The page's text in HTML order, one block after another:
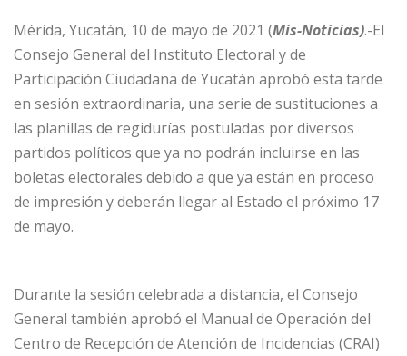
Mérida, Yucatán, 10 de mayo de 2021 (Mis-Noticias).-El
Consejo General del Instituto Electoral y de
Participación Ciudadana de Yucatán aprobó esta tarde
en sesión extraordinaria, una serie de sustituciones a
las planillas de regidurías postuladas por diversos
partidos políticos que ya no podrán incluirse en las
boletas electorales debido a que ya están en proceso
de impresión y deberán llegar al Estado el próximo 17
de mayo.
Durante la sesión celebrada a distancia, el Consejo
General también aprobó el Manual de Operación del
Centro de Recepción de Atención de Incidencias (CRAI)